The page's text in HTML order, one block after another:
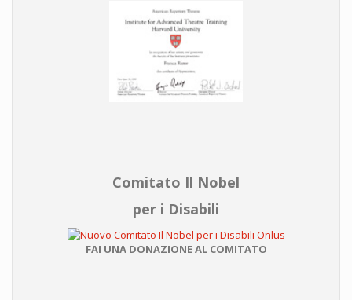
Comitato Il Nobel
per i Disabili
FAI UNA DONAZIONE AL COMITATO